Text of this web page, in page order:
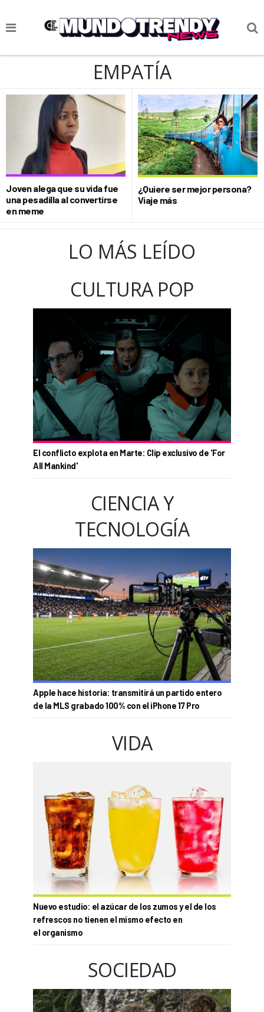
NOTICIAS
CIENCIA Y TECNOLOGÍA
VIDA
SOCIEDAD
CULTURIZANDO.COM
EMPATÍA
Joven alega que su vida fue
una pesadilla al convertirse
en meme
¿Quiere ser mejor persona?
Viaje más
LO MÁS LEÍDO
CULTURA POP
El conflicto explota en Marte: Clip exclusivo de 'For
All Mankind'
CIENCIA Y
TECNOLOGÍA
Apple hace historia: transmitirá un partido entero
de la MLS grabado 100% con el iPhone 17 Pro
VIDA
Nuevo estudio: el azúcar de los zumos y el de los
refrescos no tienen el mismo efecto en
el organismo
SOCIEDAD